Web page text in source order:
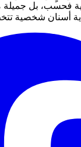
فحسب، بل جميلة